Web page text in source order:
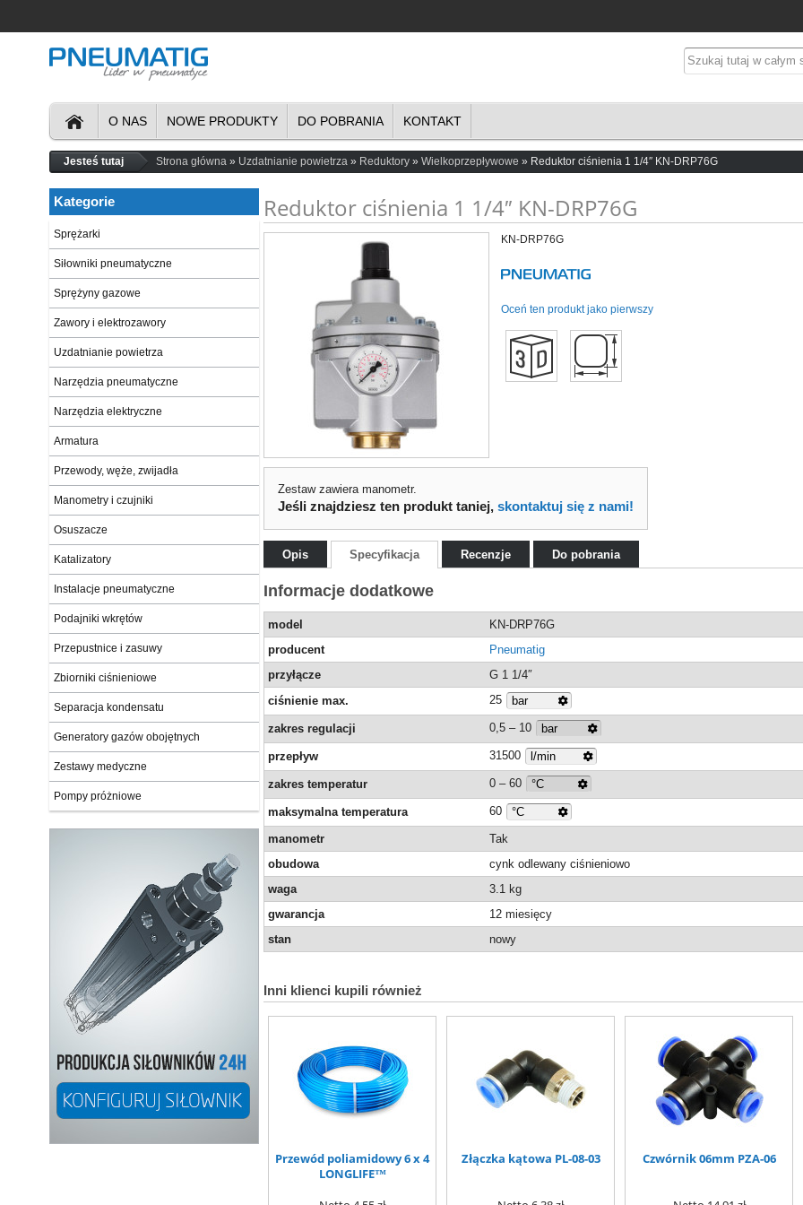
O NAS NOWE PRODUKTY DO POBRANIA KONTAKT
Jesteś tutaj Strona główna Uzdatnianie powietrza Reduktory Wielkoprzepływowe Reduktor ciśnienia 1 1/4″ KN-DRP76G
Reduktor ciśnienia 1 1/4″ KN-DRP76G
KN-DRP76G
Oceń ten produkt jako pierwszy
Zestaw zawiera manometr.
Jeśli znajdziesz ten produkt taniej,skontaktuj się z nami!
Opis Specyfikacja Recenzje Do pobrania
Informacje dodatkowe
model
KN-DRP76G
producent
Pneumatig
przyłącze
G 1 1/4″
ciśnienie max.
25
zakres regulacji 0,5 – 10
przepływ 31500
zakres temperatur 0 – 60
maksymalna temperatura 60
manometr
Tak
obudowa
cynk odlewany ciśnieniowo
waga
3.1 kg
gwarancja
12 miesięcy
stan
nowy
Inni klienci kupili również
Przewód poliamidowy 6 x 4
LONGLIFE™
Złączka kątowa PL-08-03 Czwórnik 06mm PZA-06
Kategorie
Sprężarki
Siłowniki pneumatyczne
Sprężyny gazowe
Zawory i elektrozawory
Uzdatnianie powietrza
Narzędzia pneumatyczne
Narzędzia elektryczne
Armatura
Przewody, węże, zwijadła
Manometry i czujniki
Osuszacze
Katalizatory
Instalacje pneumatyczne
Podajniki wkrętów
Przepustnice i zasuwy
Zbiorniki ciśnieniowe
Separacja kondensatu
Generatory gazów obojętnych
Zestawy medyczne
Pompy próżniowe